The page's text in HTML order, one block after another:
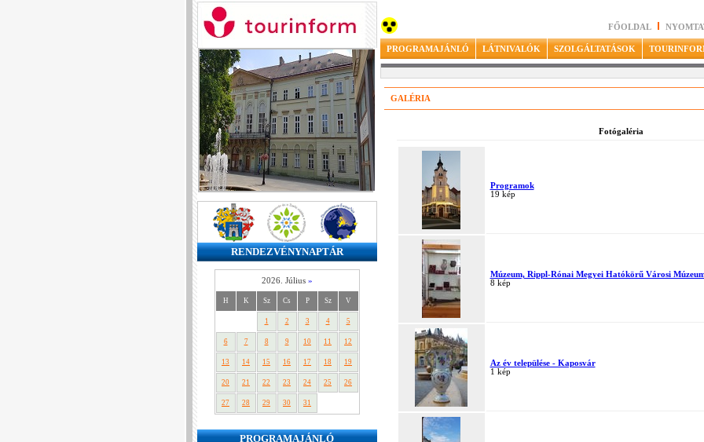
RENDEZVÉNYNAPTÁR
2026. Július »
H K Sz Cs P Sz V
1 2 3 4 5
6 7 8 9 10 11 12
13 14 15 16 17 18 19
20 21 22 23 24 25 26
27 28 29 30 31
PROGRAMAJÁNLÓ
FŐOLDAL
PROGRAMAJÁNLÓ LÁTNIVALÓK SZOLGÁLTATÁSOK
GALÉRIA
Fotógaléria
Programok
19 kép
Múzeum, Rippl-Rónai Megyei Hatókörű Városi
8 kép
Az év települése - Kaposvár
1 kép